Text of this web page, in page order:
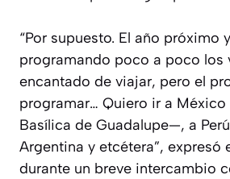
“Por supuesto. El año próximo
programando poco a poco los
encantado de viajar, pero el
programar… Quiero ir a
Basílica de Guadalupe—, a
Argentina y etcétera”, expresó
durante un breve intercambio